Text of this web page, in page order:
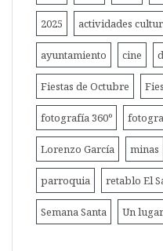
2025 actividades
ayuntamiento cine
Fiestas de Octubre
fotografía 360º
Lorenzo García minas
parroquia retablo El
Semana Santa Un